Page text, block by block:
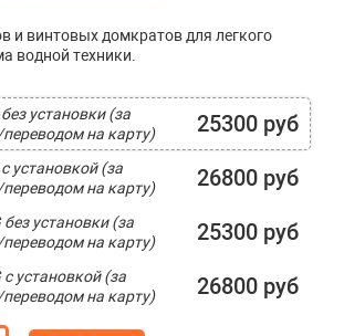
и винтовых домкратов для легкого
водной техники.
установки (за
на карту)
25300 руб
установкой (за
на карту)
26800 руб
установки (за
на карту)
25300 руб
установкой (за
на карту)
26800 руб